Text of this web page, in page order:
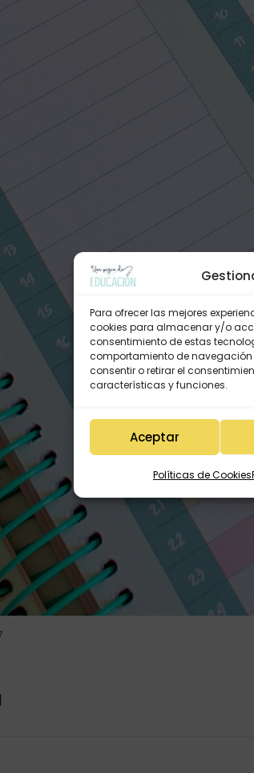
Para ofrecer las mejores
cookies para almacenar y/o
consentimiento de estas
comportamiento de navegación
consentir o retirar el
características y funciones.
Aceptar
Políticas de Cookies